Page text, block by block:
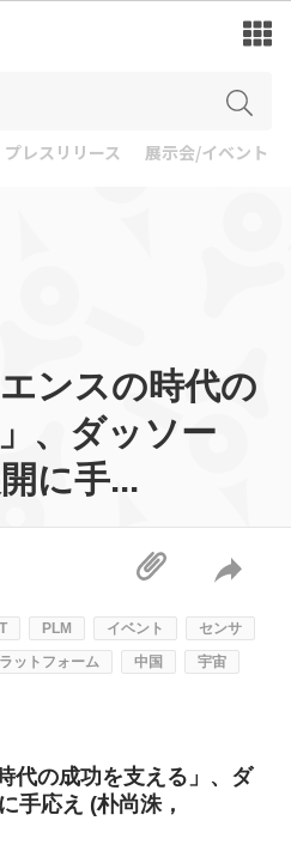
プレスリリース 展示会/イベント
ンスの時代の
、ダッソー
に手...
PLM イベント
センサ
ットフォーム 中国
宇宙
代の成功を支える」、ダ
手応え (朴尚洙，